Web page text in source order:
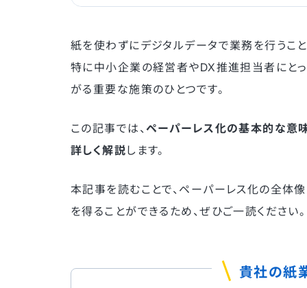
紙を使わずにデジタルデータで業務を行うこ
特に中小企業の経営者やDX推進担当者にと
がる重要な施策のひとつです。
この記事では、ペーパーレス化の基本的な意味
詳しく解説します。
本記事を読むことで、ペーパーレス化の全体
を得ることができるため、ぜひご一読ください。
貴社の紙